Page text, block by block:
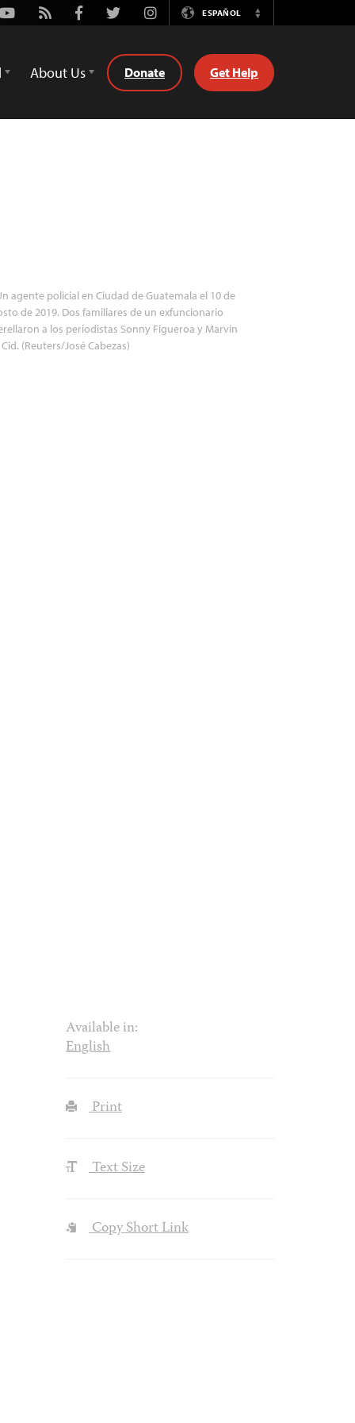
Youtube
Rss FacebookTwitterInstagramESPAÑOL
Switch
About Us Donate Get Help
agente policial en Ciudad de Guatemala el 10 de
de 2019. Dos familiares de un exfuncionario
a los periodistas Sonny Figueroa y Marvin
(Reuters/José Cabezas)
Available in:
English
Print
Text Size
Copy Short Link